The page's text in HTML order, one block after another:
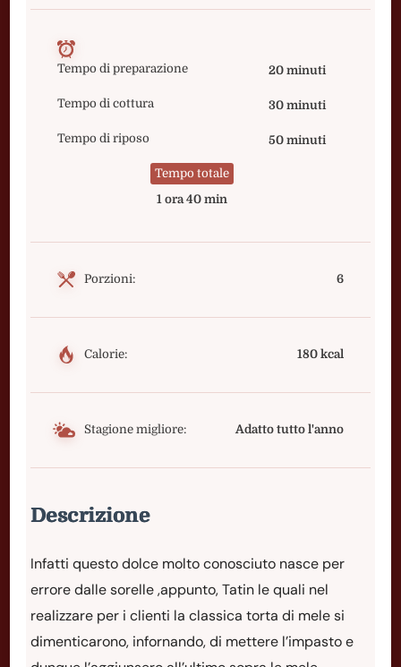
Tempo di preparazione 20 minuti
Tempo di cottura 30 minuti
Tempo di riposo 50 minuti
Tempo totale
1 ora 40 min
Porzioni: 6
Calorie: 180 kcal
Stagione migliore: Adatto tutto l'anno
Descrizione
Infatti questo dolce molto conosciuto nasce per
errore dalle sorelle ,appunto, Tatin le quali nel
realizzare per i clienti la classica torta di mele si
dimenticarono, infornando, di mettere l’impasto e